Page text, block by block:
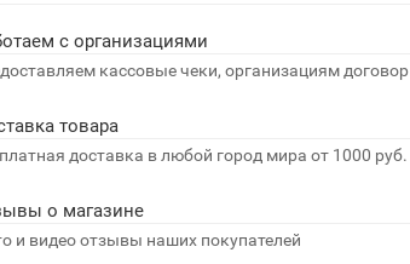
с организациями
кассовые чеки, организациям договор
товара
доставка в любой город мира от 1000 руб.
о магазине
и видео отзывы наших покупателей